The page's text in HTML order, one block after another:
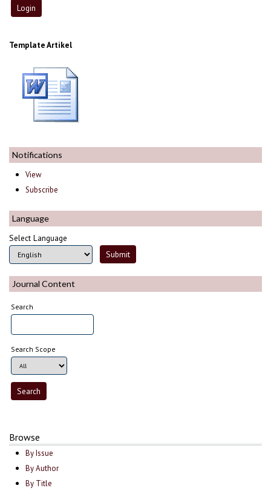
Template Artikel
Notifications
View
Subscribe
Language
Select Language
Journal Content
Search
Search Scope
Browse
By Issue
By Author
By Title